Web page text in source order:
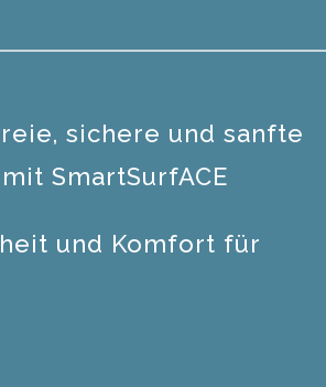
sichere und sanfte
SmartSurfACE
und Komfort für